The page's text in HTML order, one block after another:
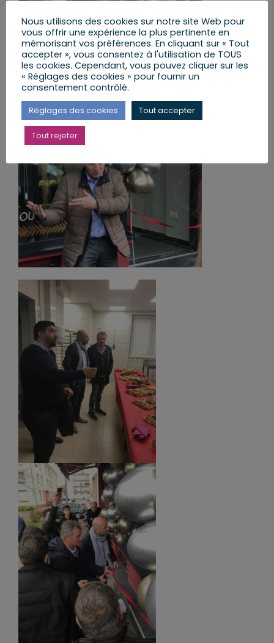
Nous utilisons des cookies sur notre site Web pour
vous offrir une expérience la plus pertinente en
mémorisant vos préférences. En cliquant sur « Tout
accepter », vous consentez à l'utilisation de TOUS
les cookies. Cependant, vous pouvez cliquer sur les
« Réglages des cookies » pour fournir un
consentement contrôlé.
Réglages des cookies Tout accepter
Tout rejeter